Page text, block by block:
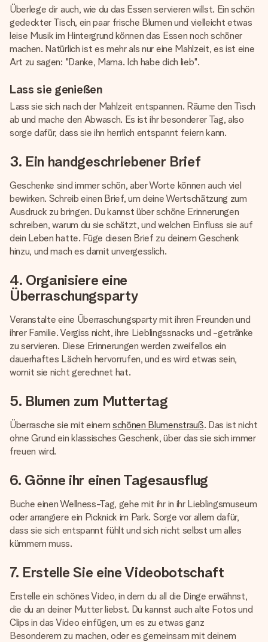
Überlege dir auch, wie du das Essen servieren willst. Ein schön
gedeckter Tisch, ein paar frische Blumen und vielleicht etwas
leise Musik im Hintergrund können das Essen noch schöner
machen. Natürlich ist es mehr als nur eine Mahlzeit, es ist eine
Art zu sagen: "Danke, Mama. Ich habe dich lieb".
Lass sie genießen
Lass sie sich nach der Mahlzeit entspannen. Räume den Tisch
ab und mache den Abwasch. Es ist ihr besonderer Tag, also
sorge dafür, dass sie ihn herrlich entspannt feiern kann.
3. Ein handgeschriebener Brief
Geschenke sind immer schön, aber Worte können auch viel
bewirken. Schreib einen Brief, um deine Wertschätzung zum
Ausdruck zu bringen. Du kannst über schöne Erinnerungen
schreiben, warum du sie schätzt, und welchen Einfluss sie auf
dein Leben hatte. Füge diesen Brief zu deinem Geschenk
hinzu, und mach es damit unvergesslich.
4. Organisiere eine
Überraschungsparty
Veranstalte eine Überraschungsparty mit ihren Freunden und
ihrer Familie. Vergiss nicht, ihre Lieblingssnacks und -getränke
zu servieren. Diese Erinnerungen werden zweifellos ein
dauerhaftes Lächeln hervorrufen, und es wird etwas sein,
womit sie nicht gerechnet hat.
5. Blumen zum Muttertag
Überrasche sie mit einem schönen Blumenstrauß. Das ist nicht
ohne Grund ein klassisches Geschenk, über das sie sich immer
freuen wird.
6. Gönne ihr einen Tagesausflug
Buche einen Wellness-Tag, gehe mit ihr in ihr Lieblingsmuseum
oder arrangiere ein Picknick im Park. Sorge vor allem dafür,
dass sie sich entspannt fühlt und sich nicht selbst um alles
kümmern muss.
7. Erstelle Sie eine Videobotschaft
Erstelle ein schönes Video, in dem du all die Dinge erwähnst,
die du an deiner Mutter liebst. Du kannst auch alte Fotos und
Clips in das Video einfügen, um es zu etwas ganz
Besonderem zu machen, oder es gemeinsam mit deinem